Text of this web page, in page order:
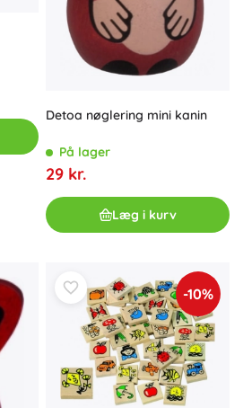
Detoa nøglering mini kanin
På lager
29 kr.
Læg i kurv
-10%